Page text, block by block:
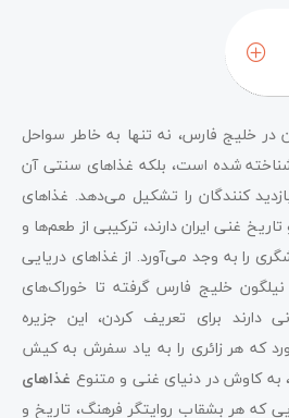
کیش
کدام است؟‌
را از کجا تهیه کنیم؟
خلیج فارس، نه تنها به خاطر سواحل
شده است، بلکه غذاهای سنتی آن
کنندگان را تشکیل می‌دهد. غذاهای
غنی ایران دارند، ترکیبی از طعم‌ها و
را به وجد می‌آورد. از غذاهای دریایی
خلیج فارس گرفته تا خوراک‌های
دارند برای تعریف کردن، این جزیره
که هر زائری را به یاد سفرش به کیش
به کاوش در دنیای غنی و متنوع غذاهای
که هر بشقاب روایتگر فرهنگ، تاریخ و